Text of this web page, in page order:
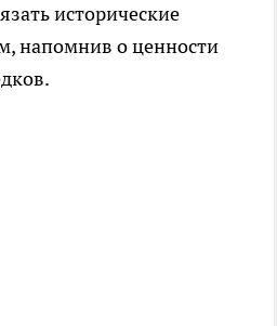
исторические
напомнив о ценности